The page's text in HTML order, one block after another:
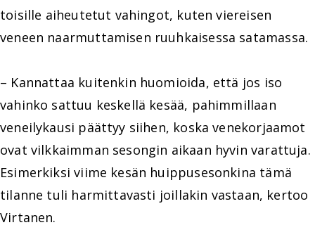
toisille aiheutetut vahingot, kuten viereisen
veneen naarmuttamisen ruuhkaisessa satamassa.
– Kannattaa kuitenkin huomioida, että jos iso
vahinko sattuu keskellä kesää, pahimmillaan
veneilykausi päättyy siihen, koska venekorjaamot
ovat vilkkaimman sesongin aikaan hyvin varattuja.
Esimerkiksi viime kesän huippusesonkina tämä
tilanne tuli harmittavasti joillakin vastaan, kertoo
Virtanen.